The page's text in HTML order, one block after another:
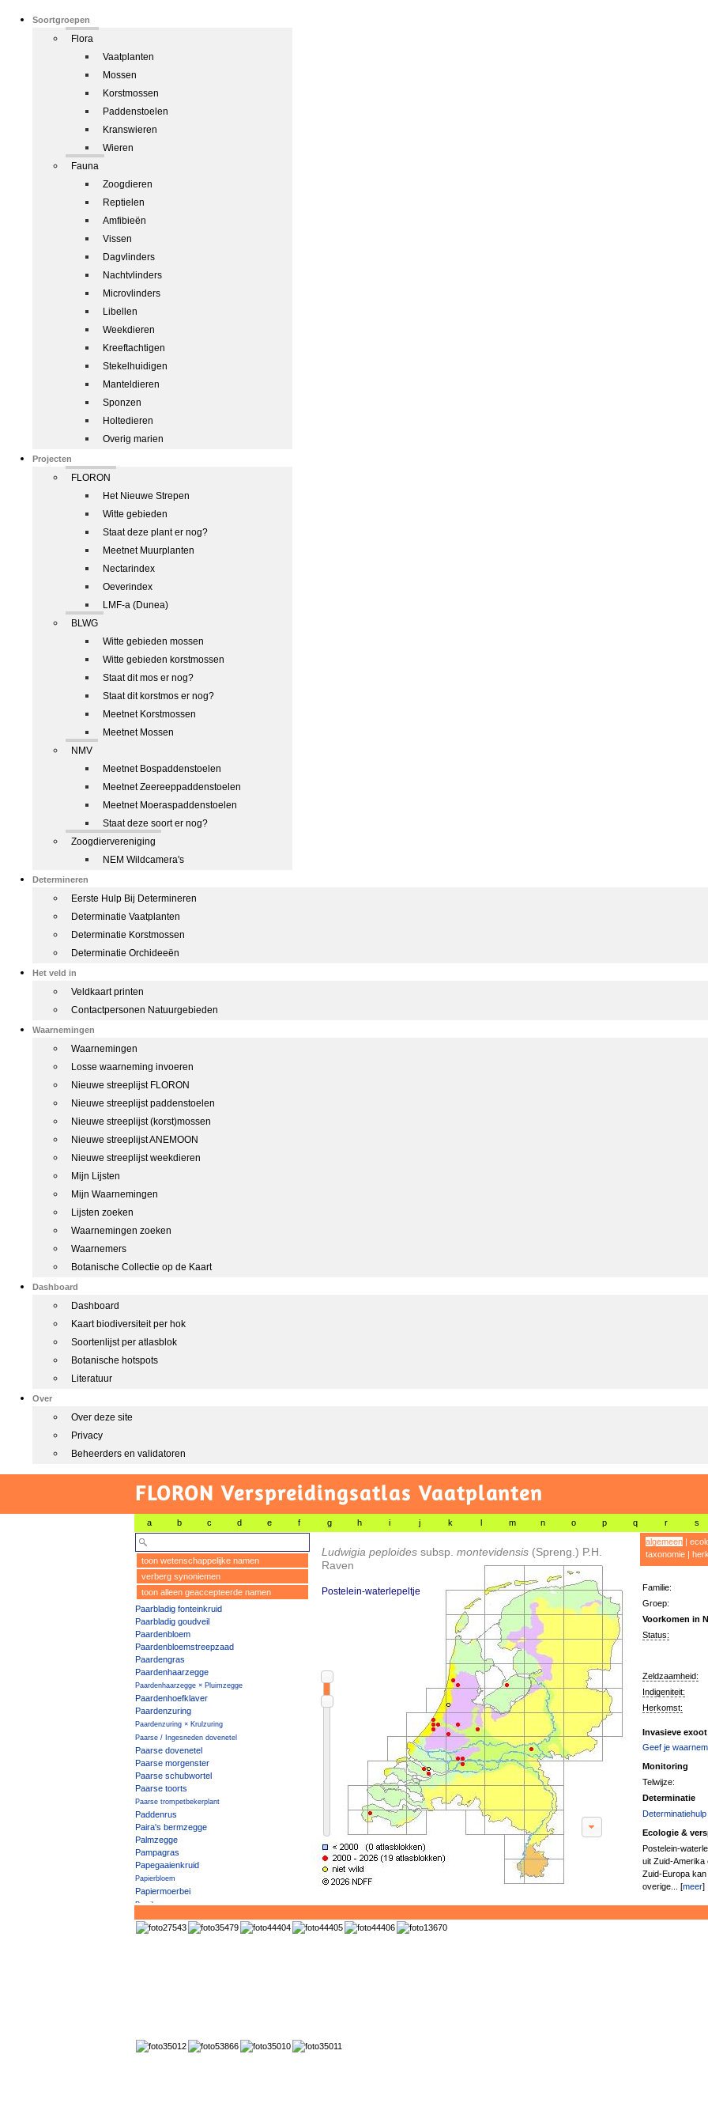
Soortgroepen
Flora
Vaatplanten
Mossen
Korstmossen
Paddenstoelen
Kranswieren
Wieren
Fauna
Zoogdieren
Reptielen
Amfibieën
Vissen
Dagvlinders
Nachtvlinders
Microvlinders
Libellen
Weekdieren
Kreeftachtigen
Stekelhuidigen
Manteldieren
Sponzen
Holtedieren
Overig marien
Projecten
FLORON
Het Nieuwe Strepen
Witte gebieden
Staat deze plant er nog?
Meetnet Muurplanten
Nectarindex
Oeverindex
LMF-a (Dunea)
BLWG
Witte gebieden mossen
Witte gebieden korstmossen
Staat dit mos er nog?
Staat dit korstmos er nog?
Meetnet Korstmossen
Meetnet Mossen
NMV
Meetnet Bospaddenstoelen
Meetnet Zeereeppaddenstoelen
Meetnet Moeraspaddenstoelen
Staat deze soort er nog?
Zoogdiervereniging
NEM Wildcamera's
Determineren
Eerste Hulp Bij Determineren
Determinatie Vaatplanten
Determinatie Korstmossen
Determinatie Orchideeën
Het veld in
Veldkaart printen
Contactpersonen Natuurgebieden
Waarnemingen
Waarnemingen
Losse waarneming invoeren
Nieuwe streeplijst FLORON
Nieuwe streeplijst paddenstoelen
Nieuwe streeplijst (korst)mossen
Nieuwe streeplijst ANEMOON
Nieuwe streeplijst weekdieren
Mijn Lijsten
Mijn Waarnemingen
Lijsten zoeken
Waarnemingen zoeken
Waarnemers
Botanische Collectie op de Kaart
Dashboard
Dashboard
Kaart biodiversiteit per hok
Soortenlijst per atlasblok
Botanische hotspots
Literatuur
Over
Over deze site
Privacy
Beheerders en validatoren
FLORON Verspreidingsatlas Vaatplanten
a b c d e f g h i j k l m n o p q r s
toon wetenschappelijke namen
verberg synoniemen
toon alleen geaccepteerde namen
Paarbladig fonteinkruid
Paarbladig goudveil
Paardenbloem
Paardenbloemstreepzaad
Paardengras
Paardenhaarzegge
Paardenhaarzegge × Pluimzegge
Paardenhoefklaver
Paardenzuring
Paardenzuring × Krulzuring
Paarse / Ingesneden dovenetel
Paarse dovenetel
Paarse morgenster
Paarse schubwortel
Paarse toorts
Paarse trompetbekerplant
Paddenrus
Paira's bermzegge
Palmzegge
Pampagras
Papegaaienkruid
Papierbloem
Papiermoerbei
Paprika
Parelbes
Parelvederkruid
Pennsylvanische esdoorn
Ludwigia peploides subsp. montevidensis (Spreng.) P.H.
Raven
Postelein-waterlepeltje
algemeen|
taxonomie|
Familie:
Groep:
Voorkomen in
Status:
Zeldzaamheid:
Indigeniteit:
Herkomst:
Invasieve
Geef je
Monitoring
Telwijze:
Determinatie
Ecologie &
Postelein-
uit Zuid-Amerika
Zuid-Europa
overige... [meer]